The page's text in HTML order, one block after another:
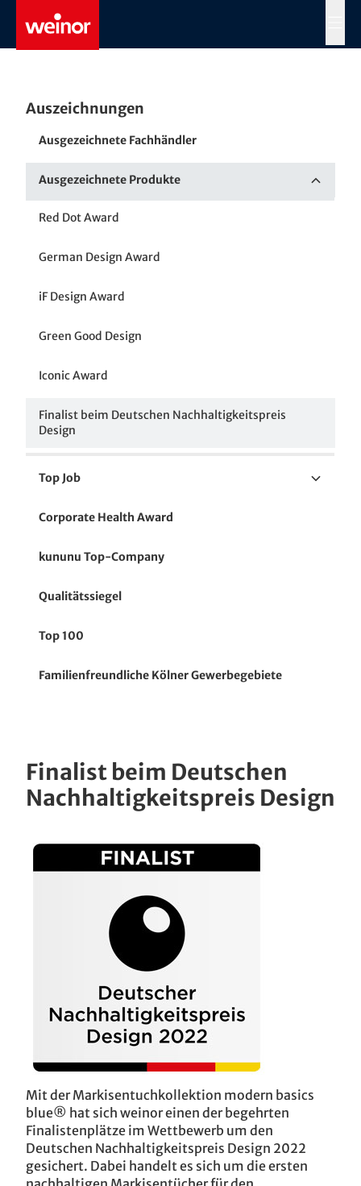
Skip to main content
Auszeichnungen
Ausgezeichnete Fachhändler
Ausgezeichnete Produkte
Red Dot Award
German Design Award
iF Design Award
Green Good Design
Iconic Award
Finalist beim Deutschen Nachhaltigkeitspreis
Design
Top Job
Top Job 2024
Top Job 2021
Top Job 2019
Corporate Health Award
kununu Top-Company
Qualitätssiegel
Top 100
Familienfreundliche Kölner Gewerbegebiete
Finalist beim Deutschen
Nachhaltigkeitspreis Design
Mit der Markisentuchkollektion modern basics
blue® hat sich weinor einen der begehrten
Finalistenplätze im Wettbewerb um den
Deutschen Nachhaltigkeitspreis Design 2022
gesichert. Dabei handelt es sich um die ersten